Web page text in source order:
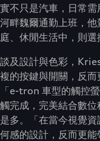
實不只是汽車，日常
河畔魏爾通勤上班，
庭、休閒生活中，則
談及設計與色彩，
複的按鍵與開關，反而
「e-tron 車型的觸控
觸完成，完美結合數
是多。「在當今視覺
何感的設計，反而更能